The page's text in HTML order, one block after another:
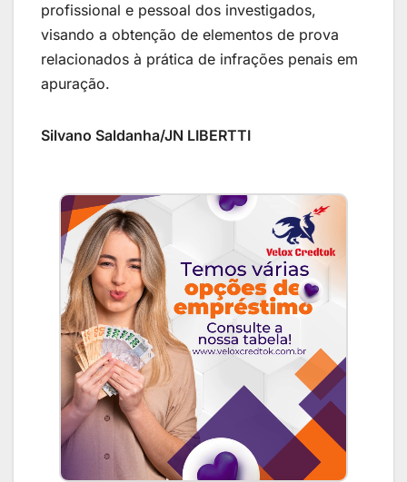
profissional e pessoal dos investigados,
visando a obtenção de elementos de prova
relacionados à prática de infrações penais em
apuração.
Silvano Saldanha/JN LIBERTTI